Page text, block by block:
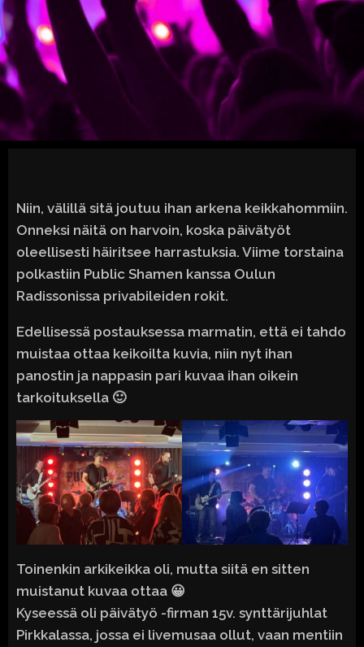
Niin, välillä sitä joutuu ihan arkena keikkahommiin.
Onneksi näitä on harvoin, koska päivätyöt
oleellisesti häiritsee harrastuksia. Viime torstaina
polkastiin Public Shamen kanssa Oulun
Radissonissa privabileiden rokit.
Edellisessä postauksessa marmatin, että ei tahdo
muistaa ottaa keikoilta kuvia, niin nyt ihan
panostin ja nappasin pari kuvaa ihan oikein
tarkoituksella 🙂
Toinenkin arkikeikka oli, mutta siitä en sitten
muistanut kuvaa ottaa 😀
Kyseessä oli päivätyö -firman 15v. synttärijuhlat
Pirkkalassa, jossa ei livemusaa ollut, vaan mentiin